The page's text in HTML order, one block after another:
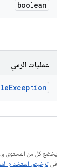
boolean
عمليات الرمي
Exception
يخضع كل من المحتوى
فيترخيص استخدام